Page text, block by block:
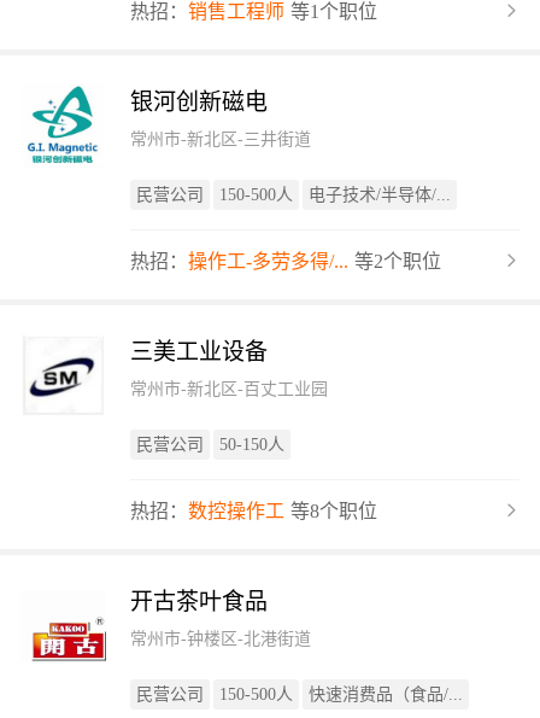
热招： 销售工程师 等1个职位
银河创新磁电
常州市-新北区-三井街道
民营公司 150-500人 电子技术/半导体/...
热招： 操作工-多劳多得/... 等2个职位
三美工业设备
常州市-新北区-百丈工业园
民营公司 50-150人
热招： 数控操作工 等8个职位
开古茶叶食品
常州市-钟楼区-北港街道
民营公司 150-500人 快速消费品（食品/...